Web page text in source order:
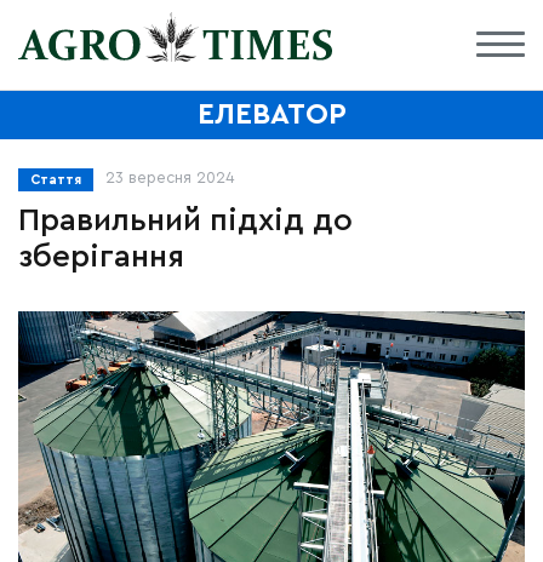
ЕЛЕВАТОР
Стаття 23 вересня 2024
Правильний підхід до
зберігання